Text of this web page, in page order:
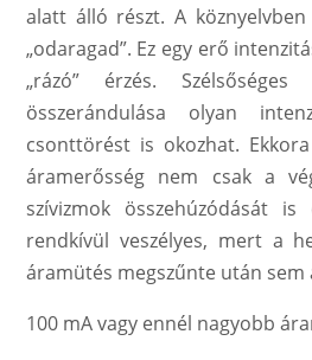
alatt álló részt. A
„odaragad”. Ez egy erő
„rázó” érzés.
összerándulása olyan
csonttörést is okozhat.
áramerősség nem csak a
szívizmok összehúzódását
rendkívül veszélyes, mert a
áramütés megszűnte után sem
100 mA vagy ennél nagyobb